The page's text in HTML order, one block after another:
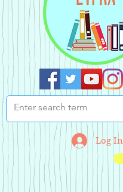
Log In